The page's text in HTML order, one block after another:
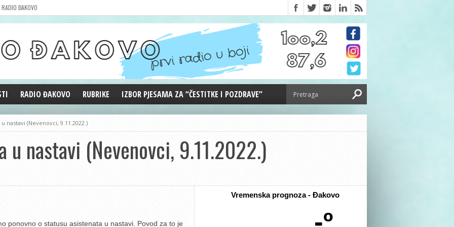
RADIO ĐAKOVO
RADIO ĐAKOVO
MARKETING
RUBRIKE
REPRIZE EMISIJA
DOBRE VIBRACIJE
ĐAKOVO GRADE
WEB ANKETA
IZBOR PJESAMA ZA “ČESTITKE I POZDRAVE”
nastavi (Nevenovci, 9.11.2022.)
u nastavi (Nevenovci, 9.11.2022.)
ponovno o statusu asistenata u nastavi. Povod za to je
Vremenska prognoza - Đakovo